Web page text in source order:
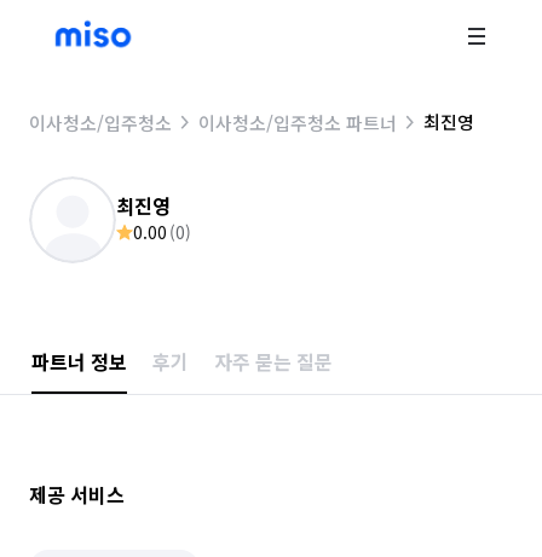
이사청소/입주청소 이사청소/입주청소 파트너 최진영
최진영
0.00 (0)
파트너 정보 후기 자주 묻는 질문
제공 서비스